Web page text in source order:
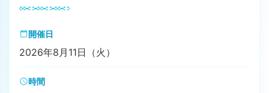
開催日
2026年8月11日（火）
時間